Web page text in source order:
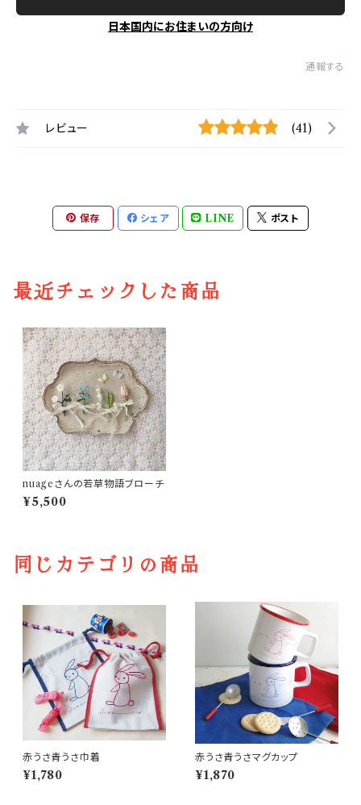
日本国内にお住まいの方向け
通報する
レビュー (41)
保存 シェア LINE ポスト
最近チェックした商品
nuageさんの若草物語ブローチ
¥5,500
同じカテゴリの商品
赤うさ青うさ巾着
¥1,780
赤うさ青うさマグカップ
¥1,870